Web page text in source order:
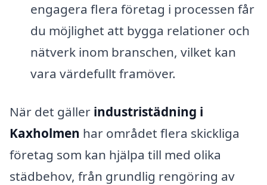
engagera flera företag i processen får
du möjlighet att bygga relationer och
nätverk inom branschen, vilket kan
vara värdefullt framöver.
När det gäller industristädning i
Kaxholmen har området flera skickliga
företag som kan hjälpa till med olika
städbehov, från grundlig rengöring av